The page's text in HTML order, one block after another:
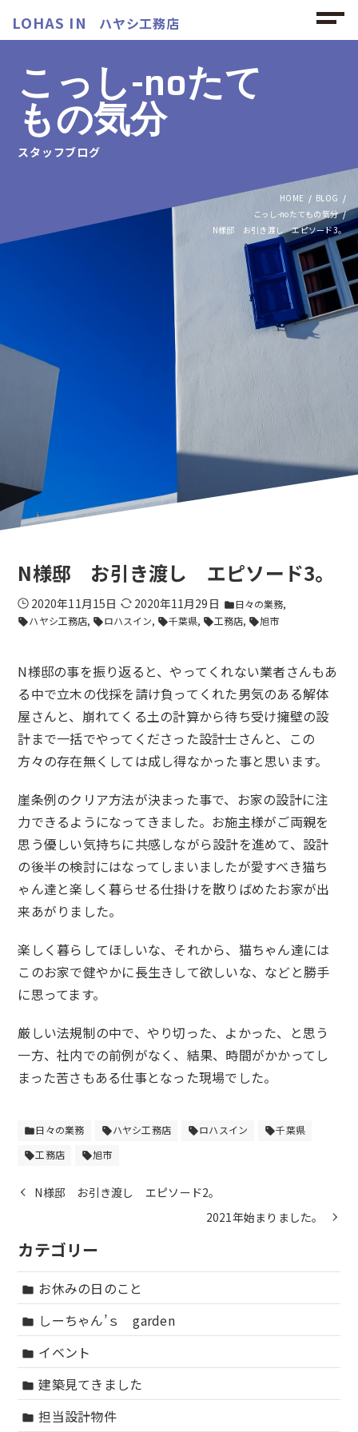
LOHAS IN ハヤシ工務店
こっし-noたて
もの気分
スタッフブログ
HOME
BLOG
こっし-noたてもの気分
N様邸 お引き渡し エピソード3。
N様邸 お引き渡し エピソード3。
2020年11月15日 2020年11月29日 folder日々の業務
sellハヤシ工務店 sellロハスイン sell千葉県 sell工務店 sell旭市
N様邸の事を振り返ると、やってくれない業者さんもあ
る中で立木の伐採を請け負ってくれた男気のある解体
屋さんと、崩れてくる土の計算から待ち受け擁壁の設
計まで一括でやってくださった設計士さんと、この
方々の存在無くしては成し得なかった事と思います。
崖条例のクリア方法が決まった事で、お家の設計に注
力できるようになってきました。お施主様がご両親を
思う優しい気持ちに共感しながら設計を進めて、設計
の後半の検討にはなってしまいましたが愛すべき猫ち
ゃん達と楽しく暮らせる仕掛けを散りばめたお家が出
来あがりました。
楽しく暮らしてほしいな、それから、猫ちゃん達には
このお家で健やかに長生きして欲しいな、などと勝手
に思ってます。
厳しい法規制の中で、やり切った、よかった、と思う
一方、社内での前例がなく、結果、時間がかかってし
まった苦さもある仕事となった現場でした。
folder日々の業務 sellハヤシ工務店 sellロハスイン sell千葉県
sell工務店 sell旭市
N様邸 お引き渡し エピソード2。
2021年始まりました。
カテゴリー
folder お休みの日のこと
folder しーちゃん’ｓ garden
folder イベント
folder 建築見てきました
folder 担当設計物件